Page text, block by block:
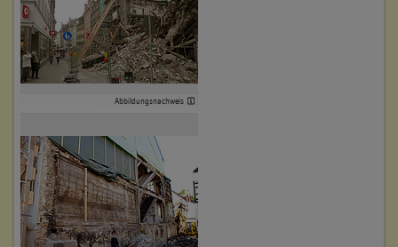
Abbildungsnachweis